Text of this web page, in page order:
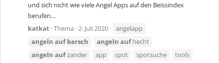
und sich nicht wie viele Angel Apps auf den Beissindex
berufen...
katkat Thema 2. Juli 2020
angelapp
angeln auf barsch angeln aufhecht
angeln aufzander app spot spotsuche
tools